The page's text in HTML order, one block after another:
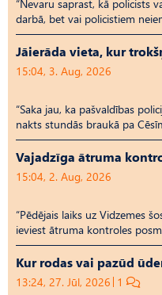
“Nevaru saprast, kā policists
darbā, bet vai policistiem
Jāierāda vieta, kur
15:04, 3. Aug, 2026
“Saka jau, ka pašvaldības
nakts stundās braukā pa
Vajadzīga ātruma
15:04, 2. Aug, 2026
“Pēdējais laiks uz Vid­ze­mes
ieviest ātruma kontroles
Kur rodas vai pazūd
13:24, 27. Jūl, 2026 1